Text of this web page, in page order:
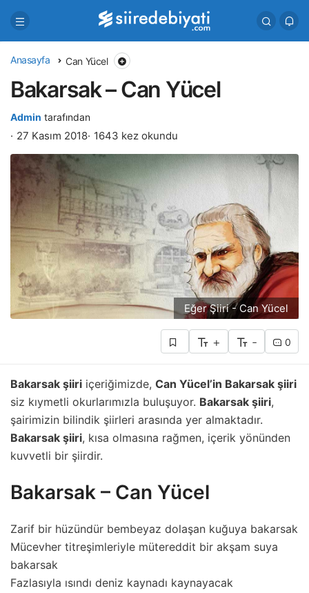
Anasayfa Can Yücel
Bakarsak – Can Yücel
Admin tarafından
27 Kasım 2018 1643 kez okundu
Eğer Şiiri - Can Yücel
+ - 0
Bakarsak şiiri içeriğimizde, Can Yücel’in Bakarsak şiiri
siz kıymetli okurlarımızla buluşuyor. Bakarsak şiiri,
şairimizin bilindik şiirleri arasında yer almaktadır.
Bakarsak şiiri, kısa olmasına rağmen, içerik yönünden
kuvvetli bir şiirdir.
Bakarsak – Can Yücel
Zarif bir hüzündür bembeyaz dolaşan kuğuya bakarsak
Mücevher titreşimleriyle mütereddit bir akşam suya
bakarsak
Fazlasıyla ısındı deniz kaynadı kaynayacak